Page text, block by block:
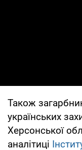
Також
українських
Херсонської
аналітиці